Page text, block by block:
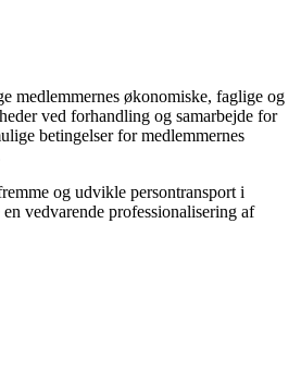
medlemmernes økonomiske, faglige og
ved forhandling og samarbejde for
betingelser for medlemmernes
og udvikle persontransport i
vedvarende professionalisering af